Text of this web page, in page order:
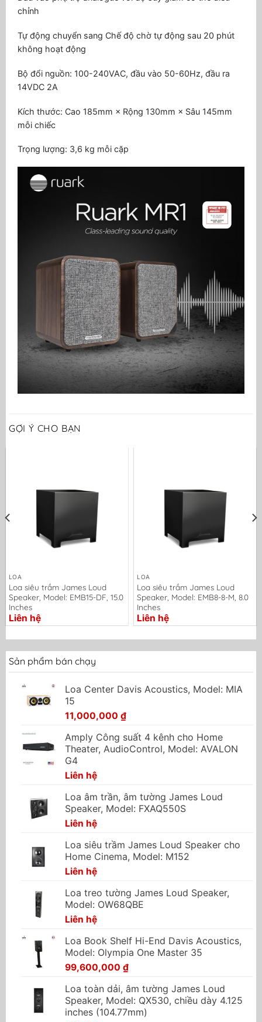
chỉnh
Tự động chuyển sang Chế độ chờ tự động sau 20 phút
không hoạt động
Bộ đổi nguồn: 100-240VAC, đầu vào 50-60Hz, đầu ra
14VDC 2A
Kích thước: Cao 185mm × Rộng 130mm × Sâu 145mm
mỗi chiếc
Trọng lượng: 3,6 kg mỗi cặp
GỢI Ý CHO BẠN
LOA
Loa siêu trầm James Loud
Speaker, Model: EMB15-DF, 15.0
Inches
Liên hệ
LOA
Loa siêu trầm James Loud
Speaker, Model: EMB8-8-M, 8.0
Inches
Liên hệ
Sản phẩm bán chạy
Loa Center Davis Acoustics, Model: MIA
15
11,000,000 ₫
Amply Công suất 4 kênh cho Home
Theater, AudioControl, Model: AVALON
G4
Liên hệ
Loa âm trần, âm tường James Loud
Speaker, Model: FXAQ550S
Liên hệ
Loa siêu trầm James Loud Speaker cho
Home Cinema, Model: M152
Liên hệ
Loa treo tường James Loud Speaker,
Model: OW68QBE
Liên hệ
Loa Book Shelf Hi-End Davis Acoustics,
Model: Olympia One Master 35
99,600,000 ₫
Loa toàn dải, âm tường James Loud
Speaker, Model: QX530, chiều dày 4.125
inches (104.77mm)